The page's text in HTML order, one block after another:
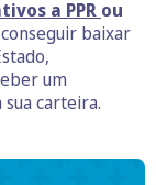
a PPR ou
baixar
um
carteira.